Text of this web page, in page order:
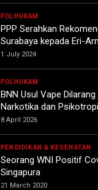
POLHUKAM
PPP Serahkan
Surabaya kepada Eri-
1 July 2024
POLHUKAM
BNN Usul Vape Dilarang
Narkotika dan
8 April 2026
PENDIDIKAN & KESEHATAN
Seorang WNI Positif
Singapura
21 March 2020